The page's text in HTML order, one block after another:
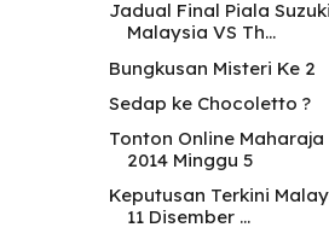
Jadual Final Piala
Malaysia VS Th...
Bungkusan Misteri Ke 2
Sedap ke Chocoletto ?
Tonton Online Maharaja
2014 Minggu 5
Keputusan Terkini
11 Disember ...